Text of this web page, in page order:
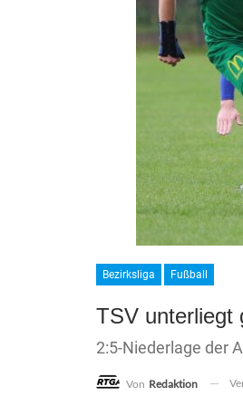
Bezirksliga Fußball
TSV unterliegt
2:5-Niederlage der
Von Redaktion